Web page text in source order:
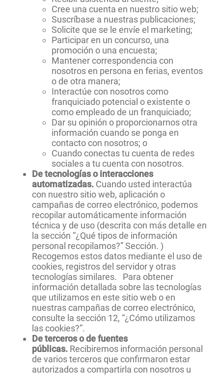
Cree una cuenta en nuestro sitio web;
Suscríbase a nuestras publicaciones;
Solicite que se le envíe el marketing;
Participar en un concurso, una
promoción o una encuesta;
Mantener correspondencia con
nosotros en persona en ferias, eventos
o de otra manera;
Interactúe con nosotros como
franquiciado potencial o existente o
como empleado de un franquiciado;
Dar su opinión o proporcionarnos otra
información cuando se ponga en
contacto con nosotros; o
Cuando conectas tu cuenta de redes
sociales a tu cuenta con nosotros.
De tecnologías o interacciones
automatizadas. Cuando usted interactúa
con nuestro sitio web, aplicación o
campañas de correo electrónico, podemos
recopilar automáticamente información
técnica y de uso (descrita con más detalle en
la sección “¿Qué tipos de información
personal recopilamos?” Sección. )
Recogemos estos datos mediante el uso de
cookies, registros del servidor y otras
tecnologías similares. Para obtener
información detallada sobre las tecnologías
que utilizamos en este sitio web o en
nuestras campañas de correo electrónico,
consulte la sección 12, “¿Cómo utilizamos
las cookies?”.
De terceros o de fuentes
públicas. Recibiremos información personal
de varios terceros que confirmaron estar
autorizados a compartirla con nosotros u